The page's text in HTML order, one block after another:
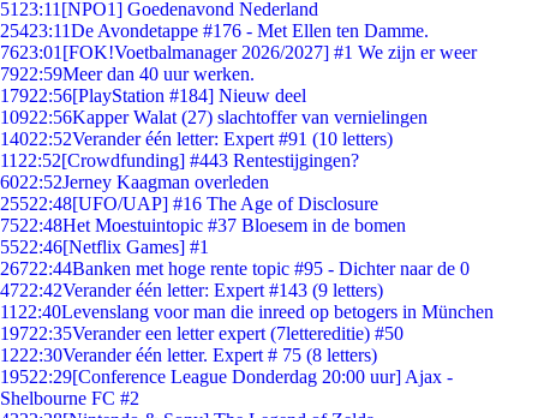
51 23:11 [NPO1] Goedenavond Nederland
25423:11De Avondetappe #176 - Met Ellen ten Damme.
7623:01 [FOK!Voetbalmanager 2026/2027] #1 We zijn er weer
7922:59Meer dan 40 uur werken.
17922:56[PlayStation #184] Nieuw deel
10922:56Kapper Walat (27) slachtoffer van vernielingen
14022:52Verander één letter: Expert #91 (10 letters)
11 22:52[Crowdfunding] #443 Rentestijgingen?
6022:52Jerney Kaagman overleden
25522:48[UFO/UAP] #16 The Age of Disclosure
7522:48Het Moestuintopic #37 Bloesem in de bomen
5522:46[Netflix Games] #1
26722:44Banken met hoge rente topic #95 - Dichter naar de 0
4722:42Verander één letter: Expert #143 (9 letters)
11 22:40Levenslang voor man die inreed op betogers in München
19722:35Verander een letter expert (7lettereditie) #50
1222:30Verander één letter. Expert # 75 (8 letters)
19522:29[Conference League Donderdag 20:00 uur] Ajax -
Shelbourne FC #2